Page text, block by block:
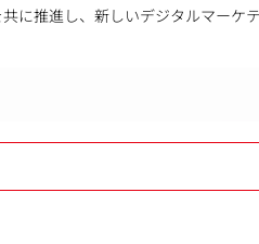
に推進し、新しいデジタルマーケ